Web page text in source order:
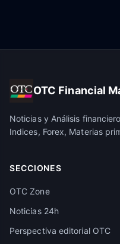
OTC Financial
Noticias y Análisis
Indices, Forex, Materias
SECCIONES
OTC Zone
Noticias 24h
Perspectiva editorial OTC